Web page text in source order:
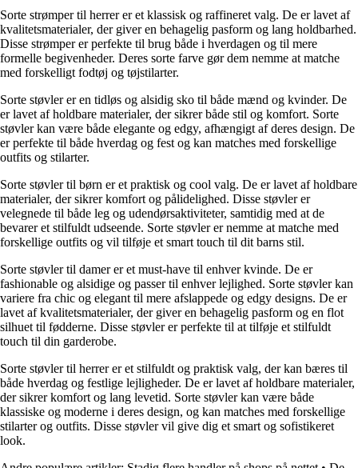
Sorte strømper til herrer er et klassisk og raffineret valg. De er lavet af
kvalitetsmaterialer, der giver en behagelig pasform og lang holdbarhed.
Disse strømper er perfekte til brug både i hverdagen og til mere
formelle begivenheder. Deres sorte farve gør dem nemme at matche
med forskelligt fodtøj og tøjstilarter.
Sorte støvler er en tidløs og alsidig sko til både mænd og kvinder. De
er lavet af holdbare materialer, der sikrer både stil og komfort. Sorte
støvler kan være både elegante og edgy, afhængigt af deres design. De
er perfekte til både hverdag og fest og kan matches med forskellige
outfits og stilarter.
Sorte støvler til børn er et praktisk og cool valg. De er lavet af holdbare
materialer, der sikrer komfort og pålidelighed. Disse støvler er
velegnede til både leg og udendørsaktiviteter, samtidig med at de
bevarer et stilfuldt udseende. Sorte støvler er nemme at matche med
forskellige outfits og vil tilføje et smart touch til dit barns stil.
Sorte støvler til damer er et must-have til enhver kvinde. De er
fashionable og alsidige og passer til enhver lejlighed. Sorte støvler kan
variere fra chic og elegant til mere afslappede og edgy designs. De er
lavet af kvalitetsmaterialer, der giver en behagelig pasform og en flot
silhuet til fødderne. Disse støvler er perfekte til at tilføje et stilfuldt
touch til din garderobe.
Sorte støvler til herrer er et stilfuldt og praktisk valg, der kan bæres til
både hverdag og festlige lejligheder. De er lavet af holdbare materialer,
der sikrer komfort og lang levetid. Sorte støvler kan være både
klassiske og moderne i deres design, og kan matches med forskellige
stilarter og outfits. Disse støvler vil give dig et smart og sofistikeret
look.